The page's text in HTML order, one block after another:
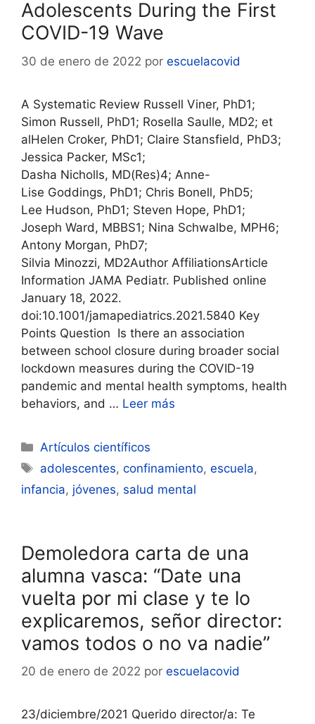
Adolescents During the First
COVID-19 Wave
30 de enero de 2022 por escuelacovid
A Systematic Review Russell Viner, PhD1;
Simon Russell, PhD1; Rosella Saulle, MD2; et
alHelen Croker, PhD1; Claire Stansfield, PhD3;
Jessica Packer, MSc1;
Dasha Nicholls, MD(Res)4; Anne-
Lise Goddings, PhD1; Chris Bonell, PhD5;
Lee Hudson, PhD1; Steven Hope, PhD1;
Joseph Ward, MBBS1; Nina Schwalbe, MPH6;
Antony Morgan, PhD7;
Silvia Minozzi, MD2Author AffiliationsArticle
Information JAMA Pediatr. Published online
January 18, 2022.
doi:10.1001/jamapediatrics.2021.5840 Key
Points Question Is there an association
between school closure during broader social
lockdown measures during the COVID-19
pandemic and mental health symptoms, health
behaviors, and … Leer más
Categorías
Artículos científicos
Etiquetas
adolescentes,confinamiento,escuela,
infancia, jóvenes, salud mental
Demoledora carta de una
alumna vasca: “Date una
vuelta por mi clase y te lo
explicaremos, señor director:
vamos todos o no va nadie”
20 de enero de 2022 por escuelacovid
23/diciembre/2021 Querido director/a: Te